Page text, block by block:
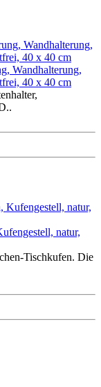
Wandhalterung,
40 x 40 cm
natur,
Tischkufen. Die